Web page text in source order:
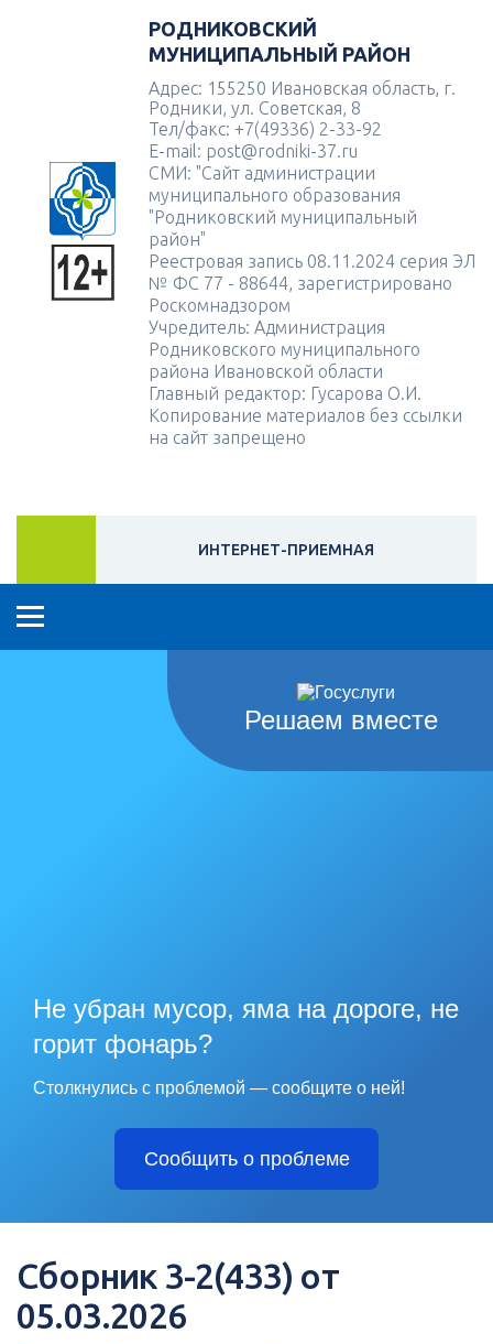
РОДНИКОВСКИЙ
МУНИЦИПАЛЬНЫЙ РАЙОН
Адрес: 155250 Ивановская область, г.
Родники, ул. Советская, 8
Тел/факс: +7(49336) 2-33-92
E-mail: post@rodniki-37.ru
СМИ: "Сайт администрации
муниципального образования
"Родниковский муниципальный
район"
Реестровая запись 08.11.2024 серия ЭЛ
№ ФС 77 - 88644, зарегистрировано
Роскомнадзором
Учредитель: Администрация
Родниковского муниципального
района Ивановской области
Главный редактор: Гусарова О.И.
Копирование материалов без ссылки
на сайт запрещено
ИНТЕРНЕТ-ПРИЕМНАЯ
Решаем вместе
Не убран мусор, яма на дороге, не
горит фонарь?
Столкнулись с проблемой — сообщите о ней!
Сообщить о проблеме
Сборник 3-2(433) от
05.03.2026